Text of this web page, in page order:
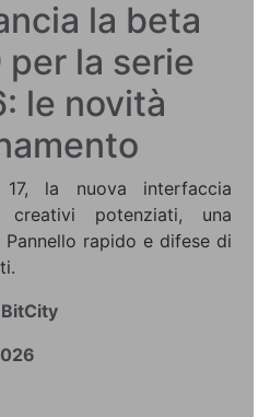
la beta
per la serie
le novità
la nuova interfaccia
creativi potenziati, una
rapido e difese di